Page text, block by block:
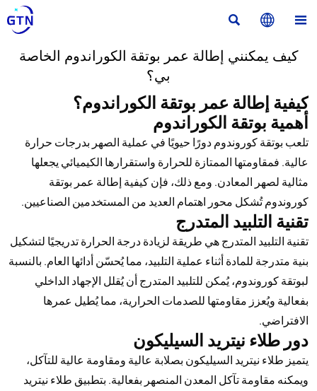
  
كيف يمكنني إطالة عمر بوتقة الكوراندوم الخاصة
بي؟
كيفية إطالة عمر بوتقة الكوراندوم؟
أهمية بوتقة الكوراندوم
تلعب بوتقة كوروندوم دورًا حيويًا في عملية الصهر بدرجات حرارة
عالية. فمقاومتها الممتازة للحرارة واستقرارها الكيميائي يجعلها
مثالية لصهر المعادن. ومع ذلك، فإن كيفية إطالة عمر بوتقة
كوروندوم تُشكل محور اهتمام العديد من المستخدمين الصناعيين.
تقنية التلبيد المتدرج
تقنية التلبيد المتدرج هي طريقة لزيادة درجة الحرارة تدريجيًا لتشكيل
بنية متدرجة للمادة أثناء عملية التلبيد، مما يُحسّن أدائها العام. بالنسبة
لبوتقة كوروندوم، يُمكن للتلبيد المتدرج أن يُقلل الإجهاد الداخلي
بفعالية ويُعزز مقاومتها للصدمات الحرارية، مما يُطيل عمرها
الافتراضي.
دور طلاء نيتريد السيليكون
يتميز طلاء نيتريد السيليكون بصلابة عالية ومقاومة عالية للتآكل،
ويمكنه مقاومة تآكل المعدن المنصهر بفعالية. بتطبيق طلاء نيتريد